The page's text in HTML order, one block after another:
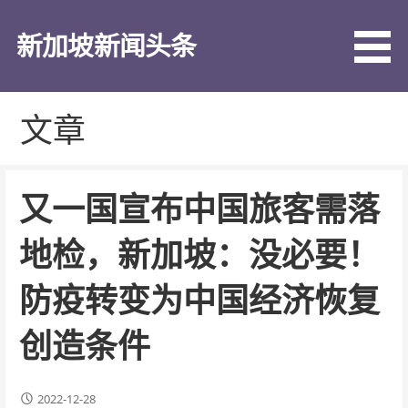
新加坡新闻头条
文章
又一国宣布中国旅客需落
地检，新加坡：没必要！
防疫转变为中国经济恢复
创造条件
2022-12-28